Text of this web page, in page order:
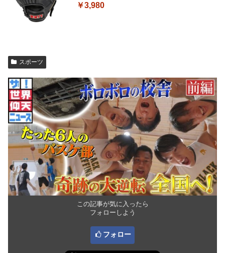
￥3,980
スポーツ
この記事が気に入ったら
フォローしよう
フォロー